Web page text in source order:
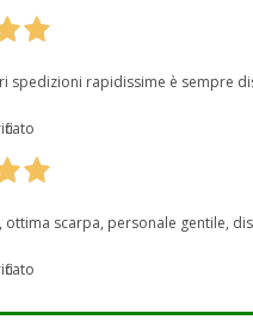
spedizioni rapidissime è sempre
ottima scarpa, personale gentile,